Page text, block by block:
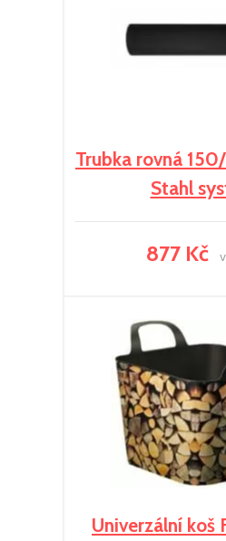
Trubka rovná
Stahl
877 Kč
Univerzální koš